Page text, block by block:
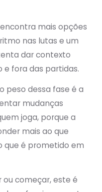
mais opções
nas lutas e um
dar contexto
fora das partidas.
peso dessa fase é a
mudanças
joga, porque a
mais ao que
que é prometido em
começar, este é